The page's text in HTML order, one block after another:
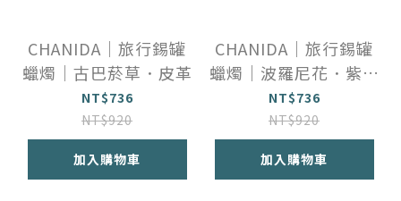
CHANIDA｜旅行錫罐
蠟燭｜古巴菸草．皮革
NT$736
NT$920
加入購物車
CHANIDA｜旅行錫罐
蠟燭｜波羅尼花．紫玫
瑰
NT$736
NT$920
加入購物車